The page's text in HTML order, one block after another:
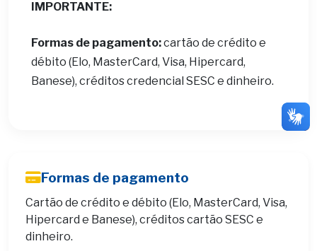
IMPORTANTE:
Formas de pagamento:cartão de crédito e
débito (Elo, MasterCard, Visa, Hipercard,
Banese), créditos credencial SESC e dinheiro.
Formas de pagamento
Cartão de crédito e débito (Elo, MasterCard, Visa,
Hipercard e Banese), créditos cartão SESC e
dinheiro.